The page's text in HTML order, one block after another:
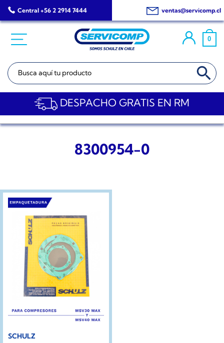
Saltar
al
Central +56 2 2914 7444 ventas@servicomp.cl
0
Buscar: BOTÓN DE
DESPACHO GRATIS EN RM
8300954-0
SCHULZ